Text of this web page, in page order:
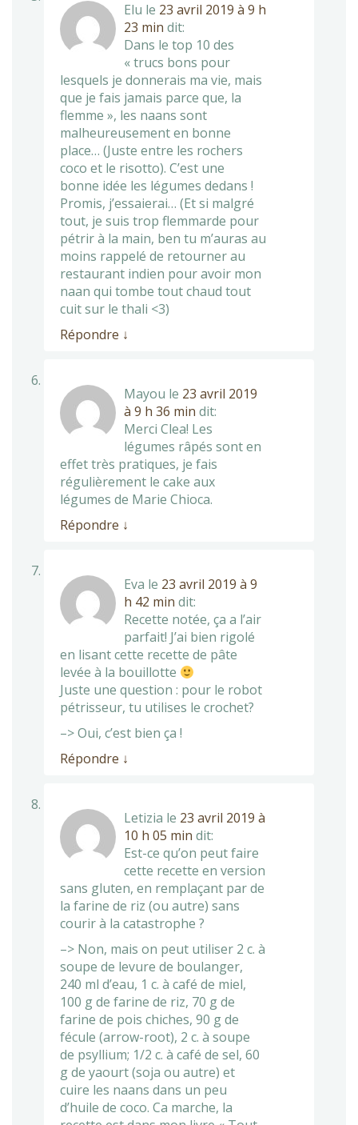
Elu le 23 avril 2019 à 9 h
23 min dit:
Dans le top 10 des
« trucs bons pour
lesquels je donnerais ma vie, mais
que je fais jamais parce que, la
flemme », les naans sont
malheureusement en bonne
place… (Juste entre les rochers
coco et le risotto). C’est une
bonne idée les légumes dedans !
Promis, j’essaierai… (Et si malgré
tout, je suis trop flemmarde pour
pétrir à la main, ben tu m’auras au
moins rappelé de retourner au
restaurant indien pour avoir mon
naan qui tombe tout chaud tout
cuit sur le thali <3)
Répondre ↓
Mayou le 23 avril 2019
à 9 h 36 min dit:
Merci Clea! Les
légumes râpés sont en
effet très pratiques, je fais
régulièrement le cake aux
légumes de Marie Chioca.
Répondre ↓
Eva le 23 avril 2019 à 9
h 42 min dit:
Recette notée, ça a l’air
parfait! J’ai bien rigolé
en lisant cette recette de pâte
levée à la bouillotte
Juste une question : pour le robot
pétrisseur, tu utilises le crochet?
–> Oui, c’est bien ça !
Répondre ↓
Letizia le 23 avril 2019 à
10 h 05 min dit:
Est-ce qu’on peut faire
cette recette en version
sans gluten, en remplaçant par de
la farine de riz (ou autre) sans
courir à la catastrophe ?
–> Non, mais on peut utiliser 2 c. à
soupe de levure de boulanger,
240 ml d’eau, 1 c. à café de miel,
100 g de farine de riz, 70 g de
farine de pois chiches, 90 g de
fécule (arrow-root), 2 c. à soupe
de psyllium; 1/2 c. à café de sel, 60
g de yaourt (soja ou autre) et
cuire les naans dans un peu
d’huile de coco. Ca marche, la